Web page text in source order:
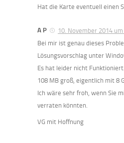
Hat die Karte eventuell einen
A P
10. November 2014
Bei mir ist genau dieses
Lösungsvorschlag unter
Es hat leider nicht
108 MB groß, eigentlich mit 8
Ich wäre sehr froh, wenn Sie
verraten könnten.
VG mit Hoffnung